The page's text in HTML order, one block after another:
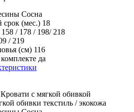
Сосна
срок (мес.) 18
158 / 178 / 198/ 218
/ 219
(см) 116
да
Кровати с мягкой обивкой
обивки текстиль / экокожа